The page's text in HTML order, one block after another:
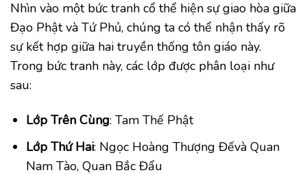
Nhìn vào một bức tranh cổ thể hiện sự giao hòa giữa
Đạo Phật và Tứ Phủ, chúng ta có thể nhận thấy rõ
sự kết hợp giữa hai truyền thống tôn giáo này.
Trong bức tranh này, các lớp được phân loại như
sau:
Lớp Trên Cùng: Tam Thế Phật
Lớp Thứ Hai: Ngọc Hoàng Thượng Đếvà Quan
Nam Tào, Quan Bắc Đẩu